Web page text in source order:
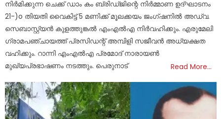
നിർമിക്കുന്ന ചെക്ക് ഡാം കം ബ്രിഡ്ജിന്റെ നിർമ്മാണ ഉദ്ഘാടനം
21-)o തിയതി വൈകിട്ട് 5 മണിക്ക് മൂലക്കയം ജംഗ്ഷനിൽ അഡ്വ.
സെബാസ്റ്റ്യൻ കുളത്തുങ്കൽ എംഎൽഎ നിർവഹിക്കും. എരുമേലി
ഗ്രാമപഞ്ചായത്ത് പ്രസിഡന്റ് അമ്പിളി സജീവൻ അധ്യക്ഷത
വഹിക്കും. റാന്നി എംഎൽഎ പ്രമോദ് നാരായൺ
മുഖ്യപ്രഭാഷണം നടത്തും. പെരുനാട്
Read More…